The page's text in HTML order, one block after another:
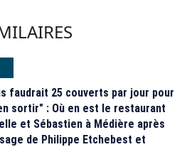
faudrait 25 couverts par jour pour
sortir" : Où en est le restaurant
et Sébastien à Médière après
de Philippe Etchebest et